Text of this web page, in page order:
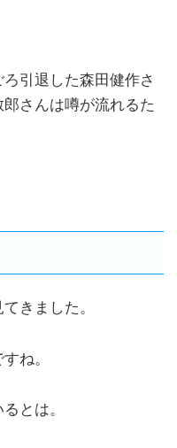
引退した森田健作さ
さんは噂が流れるた
きました。
ね。
とは。